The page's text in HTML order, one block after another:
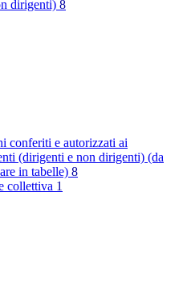
dirigenti) 8
conferiti e autorizzati ai
(dirigenti e non dirigenti) (da
in tabelle) 8
collettiva 1